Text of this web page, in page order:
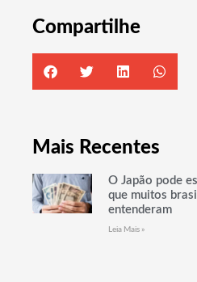
Compartilhe
Mais Recentes
O Japão pode
que muitos
entenderam
Leia Mais »